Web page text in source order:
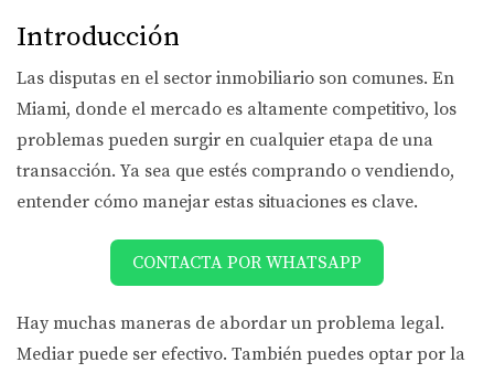
Introducción
Las disputas en el sector inmobiliario son comunes. En
Miami, donde el mercado es altamente competitivo, los
problemas pueden surgir en cualquier etapa de una
transacción. Ya sea que estés comprando o vendiendo,
entender cómo manejar estas situaciones es clave.
CONTACTA POR WHATSAPP
Hay muchas maneras de abordar un problema legal.
Mediar puede ser efectivo. También puedes optar por la